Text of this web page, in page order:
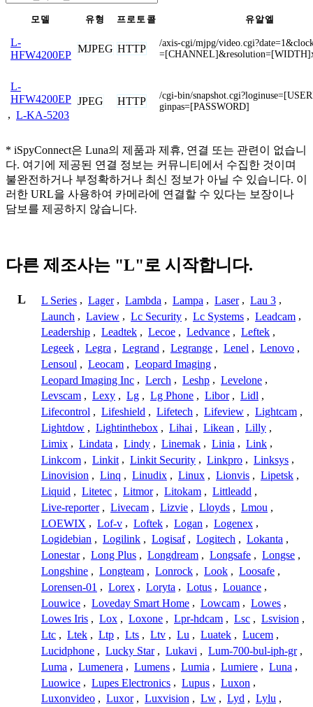
모델 유형 프로토콜 유알엘
L-
HFW4200EP
MJPEG HTTP
/axis-cgi/mjpg/
L-
HFW4200EP
, L-KA-5203
JPEG HTTP
/cgi-bin/
ginpas=[PASSWORD]
* iSpyConnect은 Luna의 제품과 제휴, 연결 또는 관련이 없습니
다. 여기에 제공된 연결 정보는 커뮤니티에서 수집한 것이며
불완전하거나 부정확하거나 최신 정보가 아닐 수 있습니다. 이
러한 URL을 사용하여 카메라에 연결할 수 있다는 보장이나
담보를 제공하지 않습니다.
다른 제조사는 "L"로 시작합니다.
L L Series , Lager , Lambda , Lampa , Laser , Lau 3 ,
Launch , Laview , Lc Security , Lc Systems , Leadcam ,
Leadership , Leadtek , Lecoe , Ledvance , Leftek ,
Legeek , Legra , Legrand , Legrange , Lenel , Lenovo ,
Lensoul , Leocam , Leopard Imaging ,
Leopard Imaging Inc , Lerch , Leshp , Levelone ,
Levscam , Lexy , Lg , Lg Phone , Libor , Lidl ,
Lifecontrol , Lifeshield , Lifetech , Lifeview , Lightcam ,
Lightdow , Lightinthebox , Lihai , Likean , Lilly ,
Limix , Lindata , Lindy , Linemak , Linia , Link ,
Linkcom , Linkit , Linkit Security , Linkpro , Linksys ,
Linovision , Linq , Linudix , Linux , Lionvis , Lipetsk ,
Liquid , Litetec , Litmor , Litokam , Littleadd ,
Live-reporter , Livecam , Lizvie , Lloyds , Lmou ,
LOEWIX , Lof-v , Loftek , Logan , Logenex ,
Logidebian , Logilink , Logisaf , Logitech , Lokanta ,
Lonestar , Long Plus , Longdream , Longsafe , Longse ,
Longshine , Longteam , Lonrock , Look , Loosafe ,
Lorensen-01 , Lorex , Loryta , Lotus , Louance ,
Louwice , Loveday Smart Home , Lowcam , Lowes ,
Lowes Iris , Lox , Loxone , Lpr-hdcam , Lsc , Lsvision ,
Ltc , Ltek , Ltp , Lts , Ltv , Lu , Luatek , Lucem ,
Lucidphone , Lucky Star , Lukavi , Lum-700-bul-iph-gr ,
Luma , Lumenera , Lumens , Lumia , Lumiere , Luna ,
Luowice , Lupes Electronics , Lupus , Luxon ,
Luxonvideo , Luxor , Luxvision , Lw , Lyd , Lylu ,